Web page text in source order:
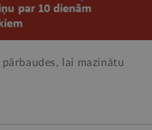
lai mazinātu